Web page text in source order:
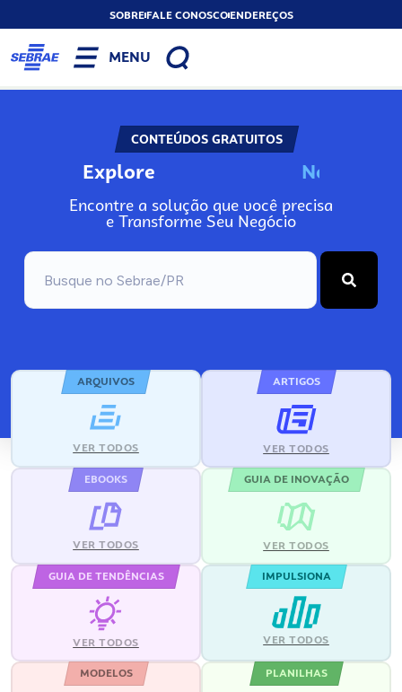
SOBREFALE CONOSCOENDEREÇOS
MENU
CONTEÚDOS GRATUITOS
Explore No
Encontre a solução que você precisa
e Transforme Seu Negócio
ARQUIVOS
VER TODOS
ARTIGOS
VER TODOS
EBOOKS
VER TODOS
GUIA DE INOVAÇÃO
VER TODOS
GUIA DE TENDÊNCIAS
VER TODOS
IMPULSIONA
VER TODOS
MODELOS PLANILHAS